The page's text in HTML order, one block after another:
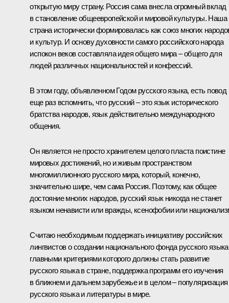
открытую миру страну. Россия сама внесла огромный вклад
в становление общеевропейской и мировой культуры. Наша
страна исторически формировалась как союз многих
и культур. И основу духовности самого российского народа
испокон веков составляла идея общего мира – общего для
людей различных национальностей и конфессий.
В этом году, объявленном Годом русского языка, есть повод
еще раз вспомнить, что русский – это язык исторического
братства народов, язык действительно международного
общения.
Он является не просто хранителем целого пласта поистине
мировых достижений, но и живым пространством
многомиллионного русского мира, который, конечно,
значительно шире, чем сама Россия. Поэтому, как общее
достояние многих народов, русский язык никогда не станет
языком ненависти или вражды, ксенофобии или
Считаю необходимым поддержать инициативу российских
лингвистов о создании национального фонда русского
главными критериями которого должны стать развитие
русского языка в стране, поддержка программ его изучения
в ближнем и дальнем зарубежье и в целом – популяризация
русского языка и литературы в мире.